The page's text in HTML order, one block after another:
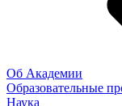
Об Академии
Образовательные
Наука